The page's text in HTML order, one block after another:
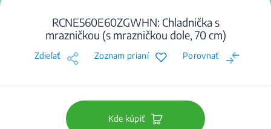
RCNE560E60ZGWHN: Chladnička s
mrazničkou (s mrazničkou dole, 70 cm)
Zdieľať Zoznam prianí Porovnať
Kde kúpiť